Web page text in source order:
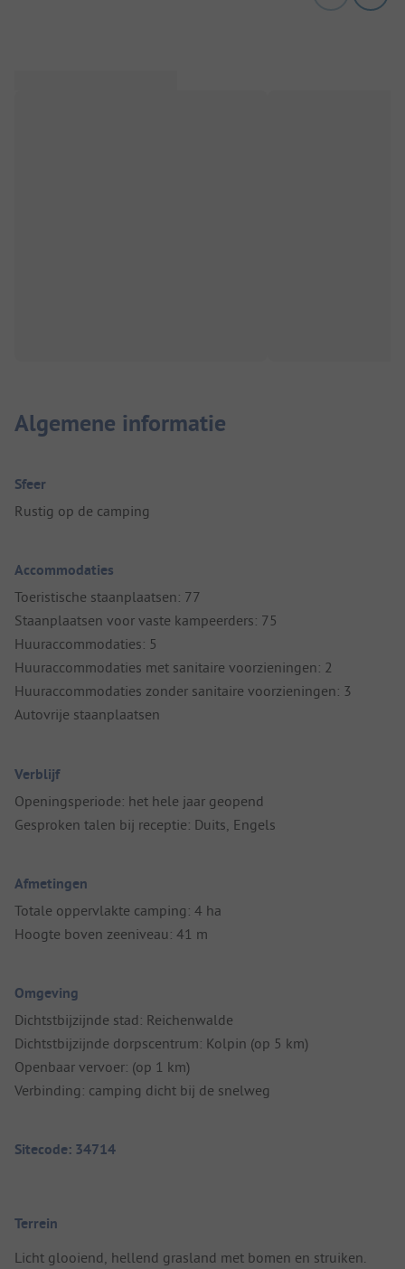
Algemene informatie
Sfeer
Rustig op de camping
Accommodaties
Toeristische staanplaatsen: 77
Staanplaatsen voor vaste kampeerders: 75
Huuraccommodaties: 5
Huuraccommodaties met sanitaire voorzieningen: 2
Huuraccommodaties zonder sanitaire voorzieningen: 3
Autovrije staanplaatsen
Verblijf
Openingsperiode: het hele jaar geopend
Gesproken talen bij receptie: Duits, Engels
Afmetingen
Totale oppervlakte camping: 4 ha
Hoogte boven zeeniveau: 41 m
Omgeving
Dichtstbijzijnde stad: Reichenwalde
Dichtstbijzijnde dorpscentrum: Kolpin (op 5 km)
Openbaar vervoer: (op 1 km)
Verbinding: camping dicht bij de snelweg
Sitecode: 34714
Terrein
Licht glooiend, hellend grasland met bomen en struiken.